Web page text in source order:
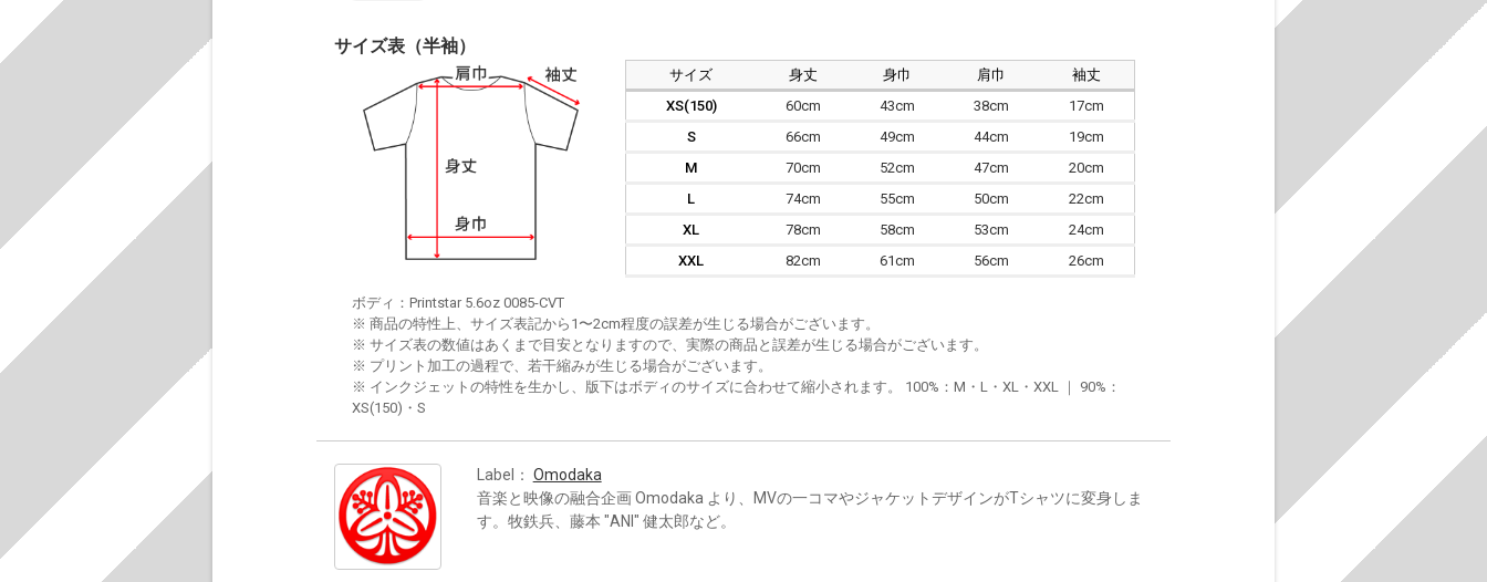
サイズ表（半袖）
サイズ 身丈 身巾 肩巾
袖丈
XS(150)
60cm 43cm 38cm
17cm
S
66cm 49cm 44cm
19cm
M
70cm 52cm 47cm
20cm
L
74cm 55cm 50cm
22cm
XL
78cm 58cm 53cm
24cm
XXL
82cm 61cm 56cm 26cm
ボディ：Printstar 5.6oz 0085-CVT
※ 商品の特性上、サイズ表記から1〜2cm程度の誤差が生じる場合がございます。
※ サイズ表の数値はあくまで目安となりますので、実際の商品と誤差が生じる場合がございます。
※ プリント加工の過程で、若干縮みが生じる場合がございます。
※ インクジェットの特性を生かし、版下はボディのサイズに合わせて縮小されます。 100%：M・L・XL・XXL ｜ 90%：
XS(150)・S
Label： Omodaka
音楽と映像の融合企画 Omodaka より、MVの一コマやジャケットデザインがTシャツに変身しま
す。牧鉄兵、藤本 "ANI" 健太郎など。